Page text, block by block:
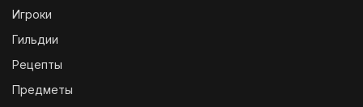
Игроки
Гильдии
Рецепты
Предметы